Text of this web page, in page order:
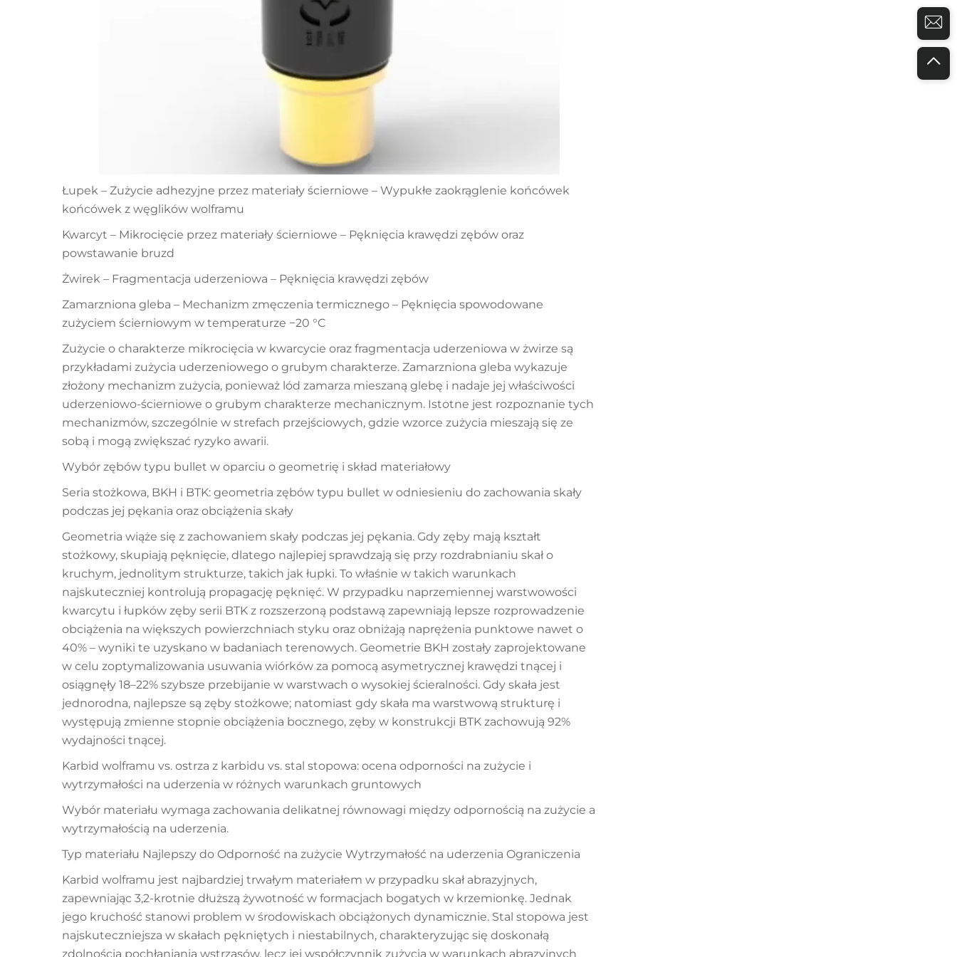
Łupek – Zużycie adhezyjne przez materiały ścierniowe – Wypukłe zaokrąglenie końcówek
końcówek z węglików wolframu
Kwarcyt – Mikrocięcie przez materiały ścierniowe – Pęknięcia krawędzi zębów oraz
powstawanie bruzd
Żwirek – Fragmentacja uderzeniowa – Pęknięcia krawędzi zębów
Zamarzniona gleba – Mechanizm zmęczenia termicznego – Pęknięcia spowodowane
zużyciem ścierniowym w temperaturze −20 °C
Zużycie o charakterze mikrocięcia w kwarcycie oraz fragmentacja uderzeniowa w żwirze są
przykładami zużycia uderzeniowego o grubym charakterze. Zamarzniona gleba wykazuje
złożony mechanizm zużycia, ponieważ lód zamarza mieszaną glebę i nadaje jej właściwości
uderzeniowo-ścierniowe o grubym charakterze mechanicznym. Istotne jest rozpoznanie tych
mechanizmów, szczególnie w strefach przejściowych, gdzie wzorce zużycia mieszają się ze
sobą i mogą zwiększać ryzyko awarii.
Wybór zębów typu bullet w oparciu o geometrię i skład materiałowy
Seria stożkowa, BKH i BTK: geometria zębów typu bullet w odniesieniu do zachowania skały
podczas jej pękania oraz obciążenia skały
Geometria wiąże się z zachowaniem skały podczas jej pękania. Gdy zęby mają kształt
stożkowy, skupiają pęknięcie, dlatego najlepiej sprawdzają się przy rozdrabnianiu skał o
kruchym, jednolitym strukturze, takich jak łupki. To właśnie w takich warunkach
najskuteczniej kontrolują propagację pęknięć. W przypadku naprzemiennej warstwowości
kwarcytu i łupków zęby serii BTK z rozszerzoną podstawą zapewniają lepsze rozprowadzenie
obciążenia na większych powierzchniach styku oraz obniżają naprężenia punktowe nawet o
40% – wyniki te uzyskano w badaniach terenowych. Geometrie BKH zostały zaprojektowane
w celu zoptymalizowania usuwania wiórków za pomocą asymetrycznej krawędzi tnącej i
osiągnęły 18–22% szybsze przebijanie w warstwach o wysokiej ścieralności. Gdy skała jest
jednorodna, najlepsze są zęby stożkowe; natomiast gdy skała ma warstwową strukturę i
występują zmienne stopnie obciążenia bocznego, zęby w konstrukcji BTK zachowują 92%
wydajności tnącej.
Karbid wolframu vs. ostrza z karbidu vs. stal stopowa: ocena odporności na zużycie i
wytrzymałości na uderzenia w różnych warunkach gruntowych
Wybór materiału wymaga zachowania delikatnej równowagi między odpornością na zużycie a
wytrzymałością na uderzenia.
Typ materiału Najlepszy do Odporność na zużycie Wytrzymałość na uderzenia Ograniczenia
Karbid wolframu jest najbardziej trwałym materiałem w przypadku skał abrazyjnych,
zapewniając 3,2-krotnie dłuższą żywotność w formacjach bogatych w krzemionkę. Jednak
jego kruchość stanowi problem w środowiskach obciążonych dynamicznie. Stal stopowa jest
najskuteczniejsza w skałach pękniętych i niestabilnych, charakteryzując się doskonałą
zdolnością pochłaniania wstrząsów, lecz jej współczynnik zużycia w warunkach abrazyjnych